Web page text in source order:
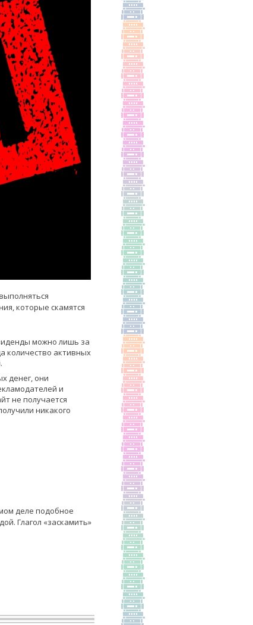
которые скамятся
можно лишь за
количество активных
денег, они
и
не получается
никакого
деле подобное
Глагол «заскамить»